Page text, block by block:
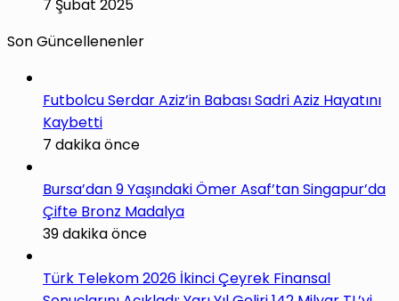
7 Şubat 2025
Son Güncellenenler
Futbolcu Serdar Aziz’in Babası Sadri Aziz Hayatını
Kaybetti
7 dakika önce
Bursa’dan 9 Yaşındaki Ömer Asaf’tan Singapur’da
Çifte Bronz Madalya
39 dakika önce
Türk Telekom 2026 İkinci Çeyrek Finansal